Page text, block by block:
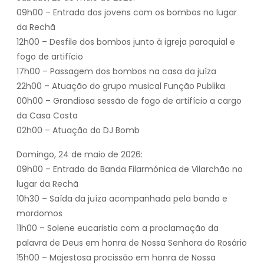
09h00 – Entrada dos jovens com os bombos no lugar
da Rechã
12h00 – Desfile dos bombos junto à igreja paroquial e
fogo de artifício
17h00 – Passagem dos bombos na casa da juíza
22h00 – Atuação do grupo musical Função Publika
00h00 – Grandiosa sessão de fogo de artifício a cargo
da Casa Costa
02h00 – Atuação do DJ Bomb
Domingo, 24 de maio de 2026:
09h00 – Entrada da Banda Filarmónica de Vilarchão no
lugar da Rechã
10h30 – Saída da juíza acompanhada pela banda e
mordomos
11h00 – Solene eucaristia com a proclamação da
palavra de Deus em honra de Nossa Senhora do Rosário
15h00 – Majestosa procissão em honra de Nossa